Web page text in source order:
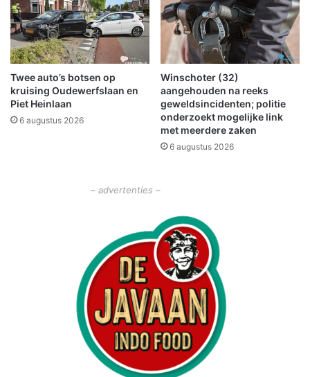
V
i
d
e
o
)Twee auto’s botsen op
kruising Oudewerfslaan en
Piet Heinlaan
6 augustus 2026
Winschoter (32)
aangehouden na reeks
geweldsincidenten; politie
onderzoekt mogelijke link
met meerdere zaken
6 augustus 2026
– advertenties –